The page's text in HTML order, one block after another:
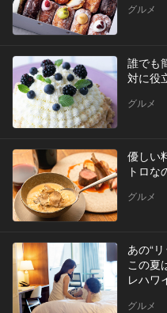
グルメ
誰でも
対に役
グルメ
優しい
トロな
グルメ
あの“
この夏
レハワ
グルメ